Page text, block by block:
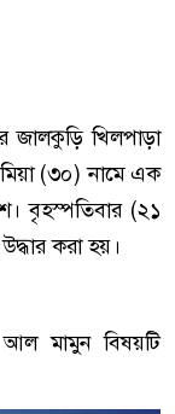
জালকুড়ি খিলপাড়া
(৩০) নামে এক
বৃহস্পতিবার (২১
করা হয়।
আল মামুন বিষয়টি